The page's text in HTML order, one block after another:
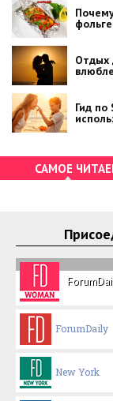
фольге
Отдых
Гид по
САМОЕ
ForumDaily
New York